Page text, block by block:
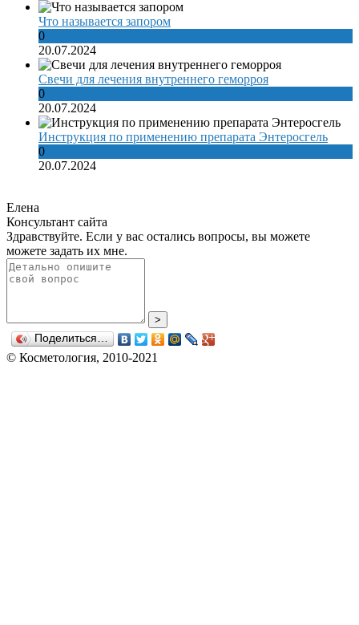
Что называется запором
0
20.07.2024
Свечи для лечения внутреннего геморроя
0
20.07.2024
Инструкция по применению препарата Энтеросгель
0
20.07.2024
Елена
Консультант сайта
Здравствуйте. Если у вас остались вопросы, вы можете
можете задать их мне.
>
Поделиться…
© Косметология, 2010-2021